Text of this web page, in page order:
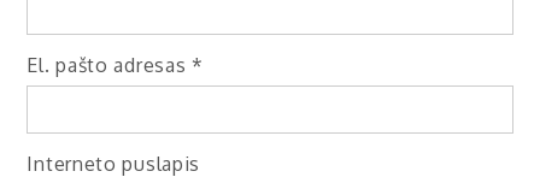
El. pašto adresas *
Interneto puslapis